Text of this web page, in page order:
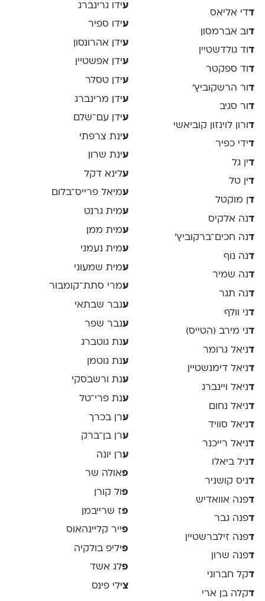
דדי אליאס
דוב אברמסון
דוד גולדשטיין
דוד ספקטר
דור הרשקוביץ׳
דור סגיב
דורון לוינזון קוביאשי
דידי כפיר
דין גל
דין טל
דן מוקטל
דנה אלקיס
דנה חכים־ברקוביץ׳
דנה נוף
דנה שמיר
דנה תגר
דני וולף
דני מירב (הטייס)
דניאל גרומר
דניאל דימנשטיין
דניאל ויינברג
דניאל נחום
דניאל סוויד
דניאל רייכנר
דניל ביאלו
דניס קושניר
דפנה אוואדיש
דפנה גבר
דפנה זילברשטיין
דפנה שרון
דקל חברוני
דקלה בן ארי
עידו גרינברג
עידו ספיר
עידן אהרונסון
עידן אפשטיין
עידן טסלר
עידן מרינברג
עידן עם־שלם
עינת צרפתי
עינת שרון
עלינא דקל
עמיאל פרייס־בלום
עמית גרנט
עמית ממן
עמית נעמני
עמית שמעוני
עמרי סתת־קומבור
ענבר שבתאי
ענבר שפר
ענת גוטברג
ענת גוטמן
ענת ורשבסקי
ענת פרי־טל
ערן בכרך
ערן בן־ברק
ערן יונה
פאולה שר
פ ול קורן
פז שרייבמן
פייר קליינהאוס
פיליפ בולקיה
פלג אשד
צילי פינס